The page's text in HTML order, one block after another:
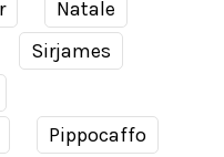
Natale
Sirjames
Pippocaffo